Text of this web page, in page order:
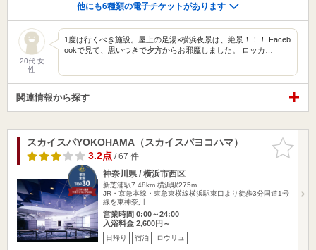
他にも6種類の電子チケットがあります
20代 女
性
1度は行くべき施設。屋上の足湯×横浜夜景は、絶景！！！ Faceb
ookで見て、思いつきで夕方からお邪魔しました。 ロッカ…
関連情報から探す
お気に入
りに追加
スカイスパYOKOHAMA（スカイスパヨコハマ）
3.2点/ 67 件
神奈川県 / 横浜市西区
新芝浦駅7.48km 横浜駅275m
JR・京急本線・東急東横線横浜駅東口より徒歩3分国道1号
線を東神奈川…
営業時間 0:00～24:00
入浴料金 2,600円～
日帰り 宿泊 ロウリュ